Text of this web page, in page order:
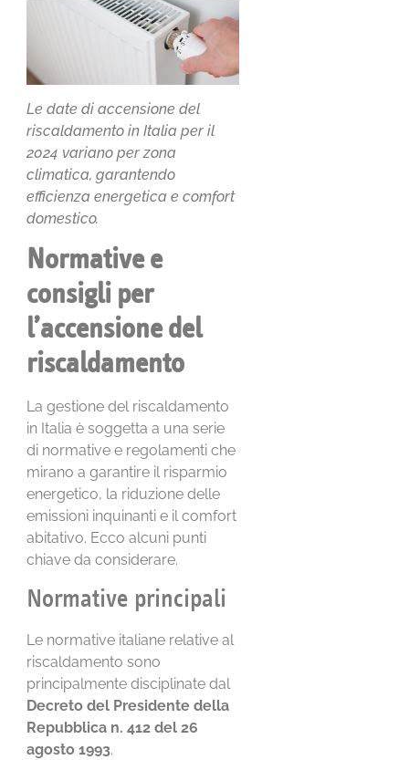
Le date di accensione del
riscaldamento in Italia per il
2024 variano per zona
climatica, garantendo
efficienza energetica e comfort
domestico.
Normative e
consigli per
l’accensione del
riscaldamento
La gestione del riscaldamento
in Italia è soggetta a una serie
di normative e regolamenti che
mirano a garantire il risparmio
energetico, la riduzione delle
emissioni inquinanti e il comfort
abitativo. Ecco alcuni punti
chiave da considerare.
Normative principali
Le normative italiane relative al
riscaldamento sono
principalmente disciplinate dal
Decreto del Presidente della
Repubblica n. 412 del 26
agosto 1993.